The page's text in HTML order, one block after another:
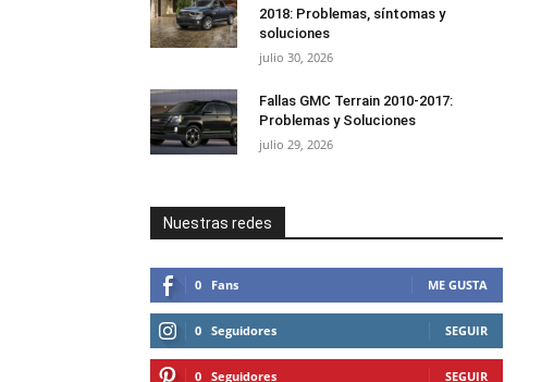
2018: Problemas, síntomas y
soluciones
julio 30, 2026
Fallas GMC Terrain 2010-2017:
Problemas y Soluciones
julio 29, 2026
Nuestras redes
0 Fans ME GUSTA
0 Seguidores SEGUIR
0 Seguidores SEGUIR